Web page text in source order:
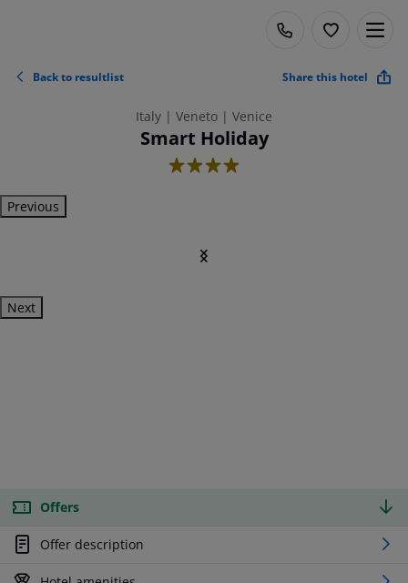
Back to resultlist Share this hotel
Italy | Veneto | Venice
Smart Holiday
4
Previous
Next
Offers
Offer description